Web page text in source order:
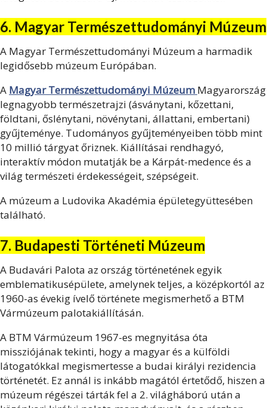
6. Magyar Természettudományi Múzeum
A Magyar Természettudományi Múzeum a harmadik
legidősebb múzeum Európában.
A Magyar Természettudományi Múzeum Magyarország
legnagyobb természetrajzi (ásványtani, kőzettani,
földtani, őslénytani, növénytani, állattani, embertani)
gyűjteménye. Tudományos gyűjteményeiben több mint
10 millió tárgyat őriznek. Kiállításai rendhagyó,
interaktívmódon mutatják be a Kárpát-medence és a
világ természeti érdekességeit, szépségeit.
A múzeum a Ludovika Akadémia épületegyüttesében
található.
7. Budapesti Történeti Múzeum
A Budavári Palota az ország történetének egyik
emblematikusépülete, amelynek teljes, a középkortól az
1960-as évekig ívelő története megismerhető a BTM
Vármúzeum palotakiállításán.
A BTM Vármúzeum 1967-es megnyitása óta
missziójának tekinti, hogy a magyar és a külföldi
látogatókkal megismertesse a budai királyi rezidencia
történetét. Ez annál is inkább magától értetődő, hiszen a
múzeum régészei tárták fel a 2. világháború után a